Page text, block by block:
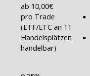
ab 10,00€
pro Trade
(ETF/ETC an 11
Handelsplätzen
handelbar)